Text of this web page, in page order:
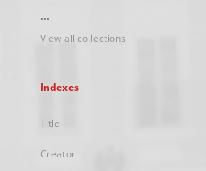
...
View all collections
Indexes
Title
Creator